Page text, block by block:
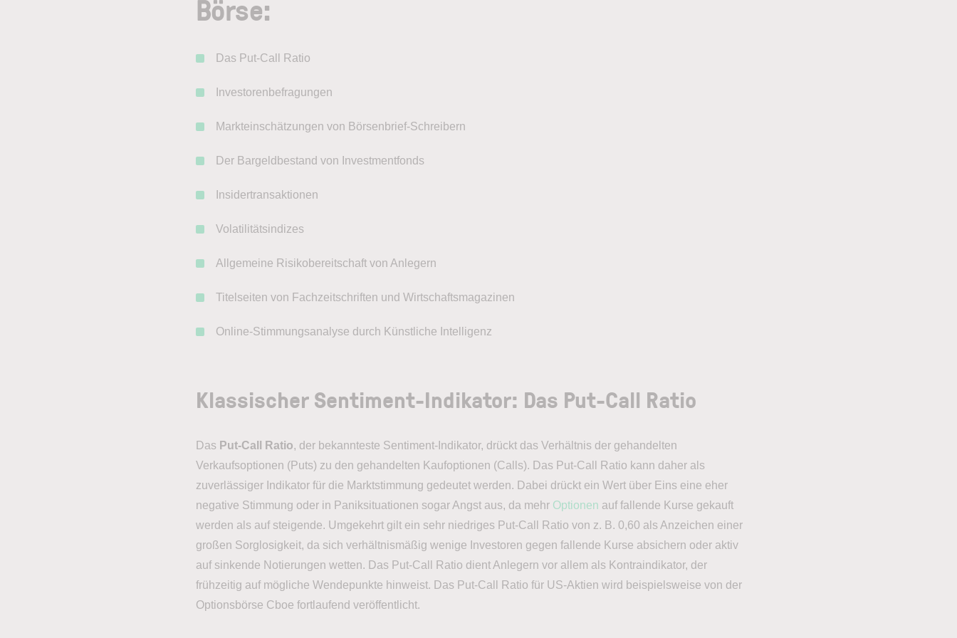
Börse:
Das Put-Call Ratio
Investorenbefragungen
Markteinschätzungen von Börsenbrief-Schreibern
Der Bargeldbestand von Investmentfonds
Insidertransaktionen
Volatilitätsindizes
Allgemeine Risikobereitschaft von Anlegern
Titelseiten von Fachzeitschriften und Wirtschaftsmagazinen
Online-Stimmungsanalyse durch Künstliche Intelligenz
Klassischer Sentiment-Indikator: Das Put-Call Ratio
Das Put-Call Ratio, der bekannteste Sentiment-Indikator, drückt das Verhältnis der gehandelten
Verkaufsoptionen (Puts) zu den gehandelten Kaufoptionen (Calls). Das Put-Call Ratio kann daher als
zuverlässiger Indikator für die Marktstimmung gedeutet werden. Dabei drückt ein Wert über Eins eine eher
negative Stimmung oder in Paniksituationen sogar Angst aus, da mehr Optionen auf fallende Kurse gekauft
werden als auf steigende. Umgekehrt gilt ein sehr niedriges Put-Call Ratio von z. B. 0,60 als Anzeichen einer
großen Sorglosigkeit, da sich verhältnismäßig wenige Investoren gegen fallende Kurse absichern oder aktiv
auf sinkende Notierungen wetten. Das Put-Call Ratio dient Anlegern vor allem als Kontraindikator, der
frühzeitig auf mögliche Wendepunkte hinweist. Das Put-Call Ratio für US-Aktien wird beispielsweise von der
Optionsbörse Cboe fortlaufend veröffentlicht.